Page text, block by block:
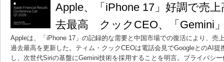
Apple、「iPhone 17」好調で売
去最高 クックCEO、「Gemini
Appleは、「iPhone 17」の記録的な需要と中国市場での復活により、売
過去最高を更新した。ティム・クックCEOは電話会見でGoogleとのAI提
し、次世代Siriの基盤にGemini技術を採用することを明言。プライバシ